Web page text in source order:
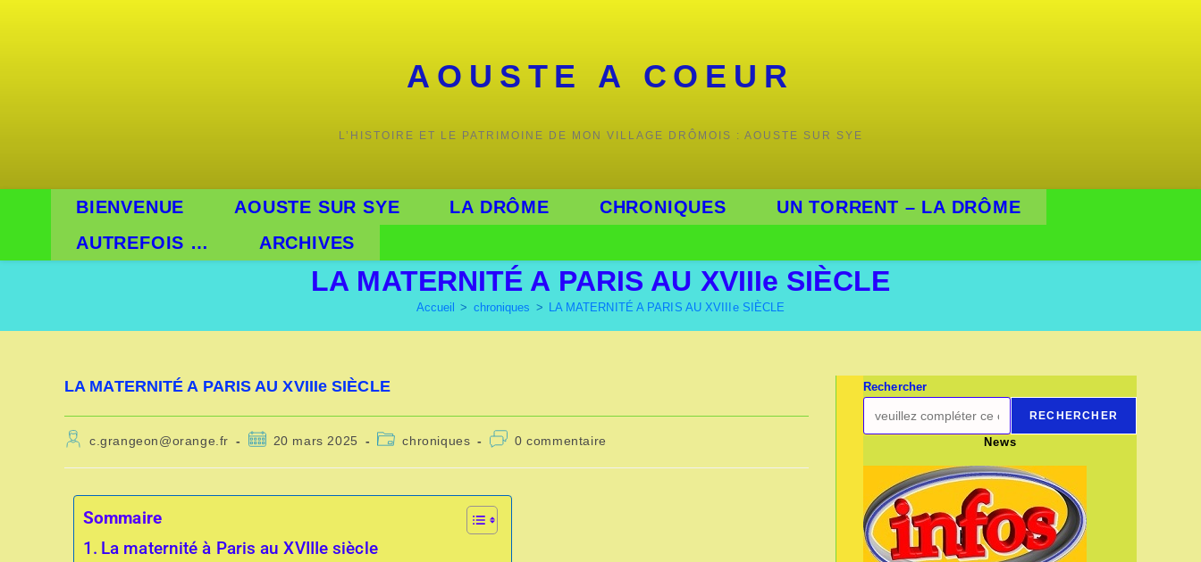
AOUSTE A COEUR
L’HISTOIRE ET LE PATRIMOINE DE MON VILLAGE DRÔMOIS : AOUSTE SUR SYE
BIENVENUE AOUSTE SUR SYE LA DRÔME CHRONIQUES
UN TORRENT – LA DRÔME
AUTREFOIS …
ARCHIVES
LA MATERNITÉ A PARIS AU XVIIIe SIÈCLE
Accueil > chroniques > LA MATERNITÉ A PARIS AU XVIIIe SIÈCLE
LA MATERNITÉ A PARIS AU XVIIIe SIÈCLE
c.grangeon@orange.fr 20 mars 2025 chroniques 0 commentaire
Sommaire
La maternité à Paris au XVIIIe siècle
Rechercher
RECHERCHER
News